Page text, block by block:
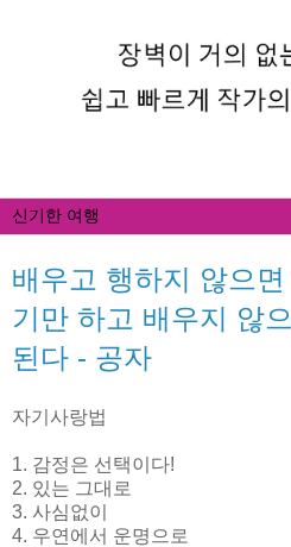
배우고 행하지 않으
기만 하고 배우지 않
된다 - 공자
자기사랑법
1. 감정은 선택이다!
2. 있는 그대로
3. 사심없이
4. 우연에서 운명으로